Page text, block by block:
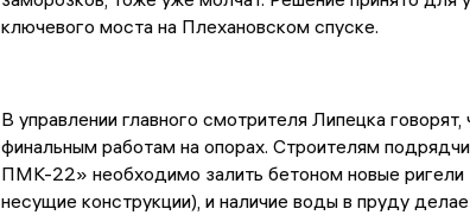
ключевого моста на Плехановском спуске.
В управлении главного смотрителя Липецка
финальным работам на опорах. Строителям
ПМК-22» необходимо залить бетоном новые ригели
несущие конструкции), и наличие воды в пруду